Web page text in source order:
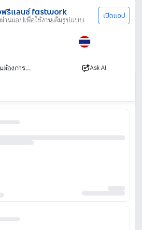
ฟรีแลนซ์ fastwork
านแอปเพื่อใช้งานเต็มรูปแบบ เปิดแอป
Ask AI
ซ่อมพัดลม
บซ่อมพัดลม ช่างซ่อมพัดลมมือ